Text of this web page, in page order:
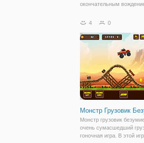
окончательным
собирайте монеты,
разблокировать новые
транспортные средства!
реалистичная игра-
дает вам
4 0
Монстр Грузовик
Монстр грузовик
очень сумасшедший
гоночная игра. В этой